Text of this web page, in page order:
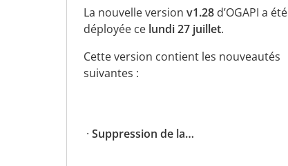
La nouvelle version v1.28 d’OGAPI a été
déployée ce lundi 27 juillet.
Cette version contient les nouveautés
suivantes :
· Suppression de la…